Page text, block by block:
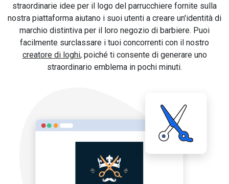
straordinarie idee per il logo del parrucchiere fornite sulla
nostra piattaforma aiutano i suoi utenti a creare un'identità di
marchio distintiva per il loro negozio di barbiere. Puoi
facilmente surclassare i tuoi concorrenti con il nostro
creatore di loghi, poiché ti consente di generare uno
straordinario emblema in pochi minuti.